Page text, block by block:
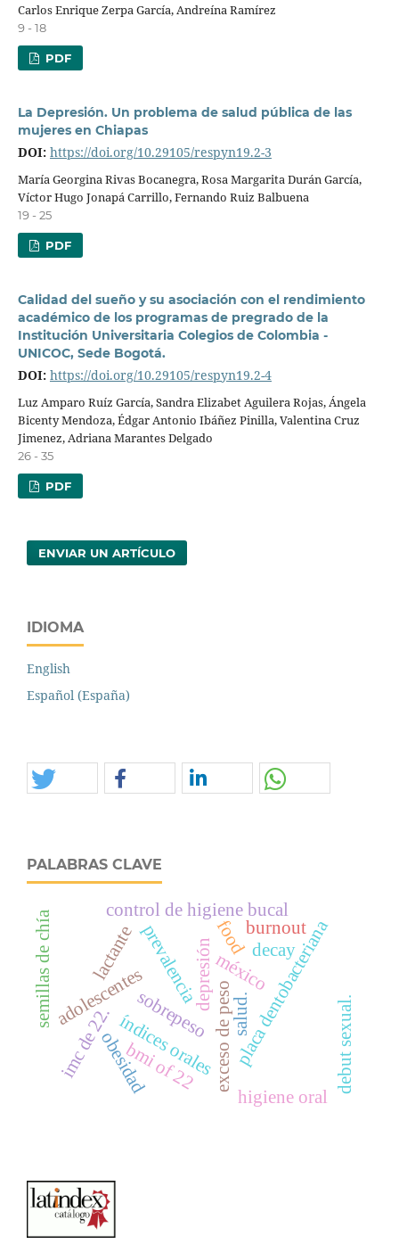
Carlos Enrique Zerpa García, Andreína Ramírez
9 - 18
PDF
La Depresión. Un problema de salud pública de las
mujeres en Chiapas
DOI: https://doi.org/10.29105/respyn19.2-3
María Georgina Rivas Bocanegra, Rosa Margarita Durán García,
Víctor Hugo Jonapá Carrillo, Fernando Ruiz Balbuena
19 - 25
PDF
Calidad del sueño y su asociación con el rendimiento
académico de los programas de pregrado de la
Institución Universitaria Colegios de Colombia -
UNICOC, Sede Bogotá.
DOI: https://doi.org/10.29105/respyn19.2-4
Luz Amparo Ruíz García, Sandra Elizabet Aguilera Rojas, Ángela
Bicenty Mendoza, Édgar Antonio Ibáñez Pinilla, Valentina Cruz
Jimenez, Adriana Marantes Delgado
26 - 35
PDF
ENVIAR UN ARTÍCULO
IDIOMA
English
Español (España)
PALABRAS CLAVE
lactanteprevalencia
exceso de peso
sobrepeso
obesidad placa dentobacteriana
control de higiene bucal
adolescentes
higiene oral
índices orales
decay
semillas de chía depresión
bmi of 22
imc de 22.
méxico
food
salud. debut sexual.
burnout